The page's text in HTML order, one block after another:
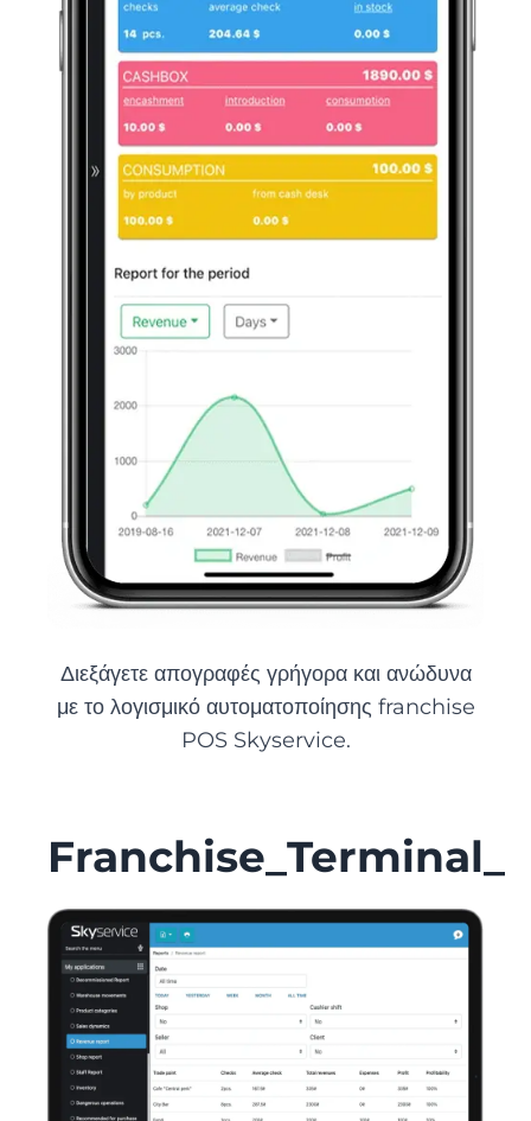
Διεξάγετε απογραφές γρήγορα και ανώδυνα
με το λογισμικό αυτοματοποίησης franchise
POS Skyservice.